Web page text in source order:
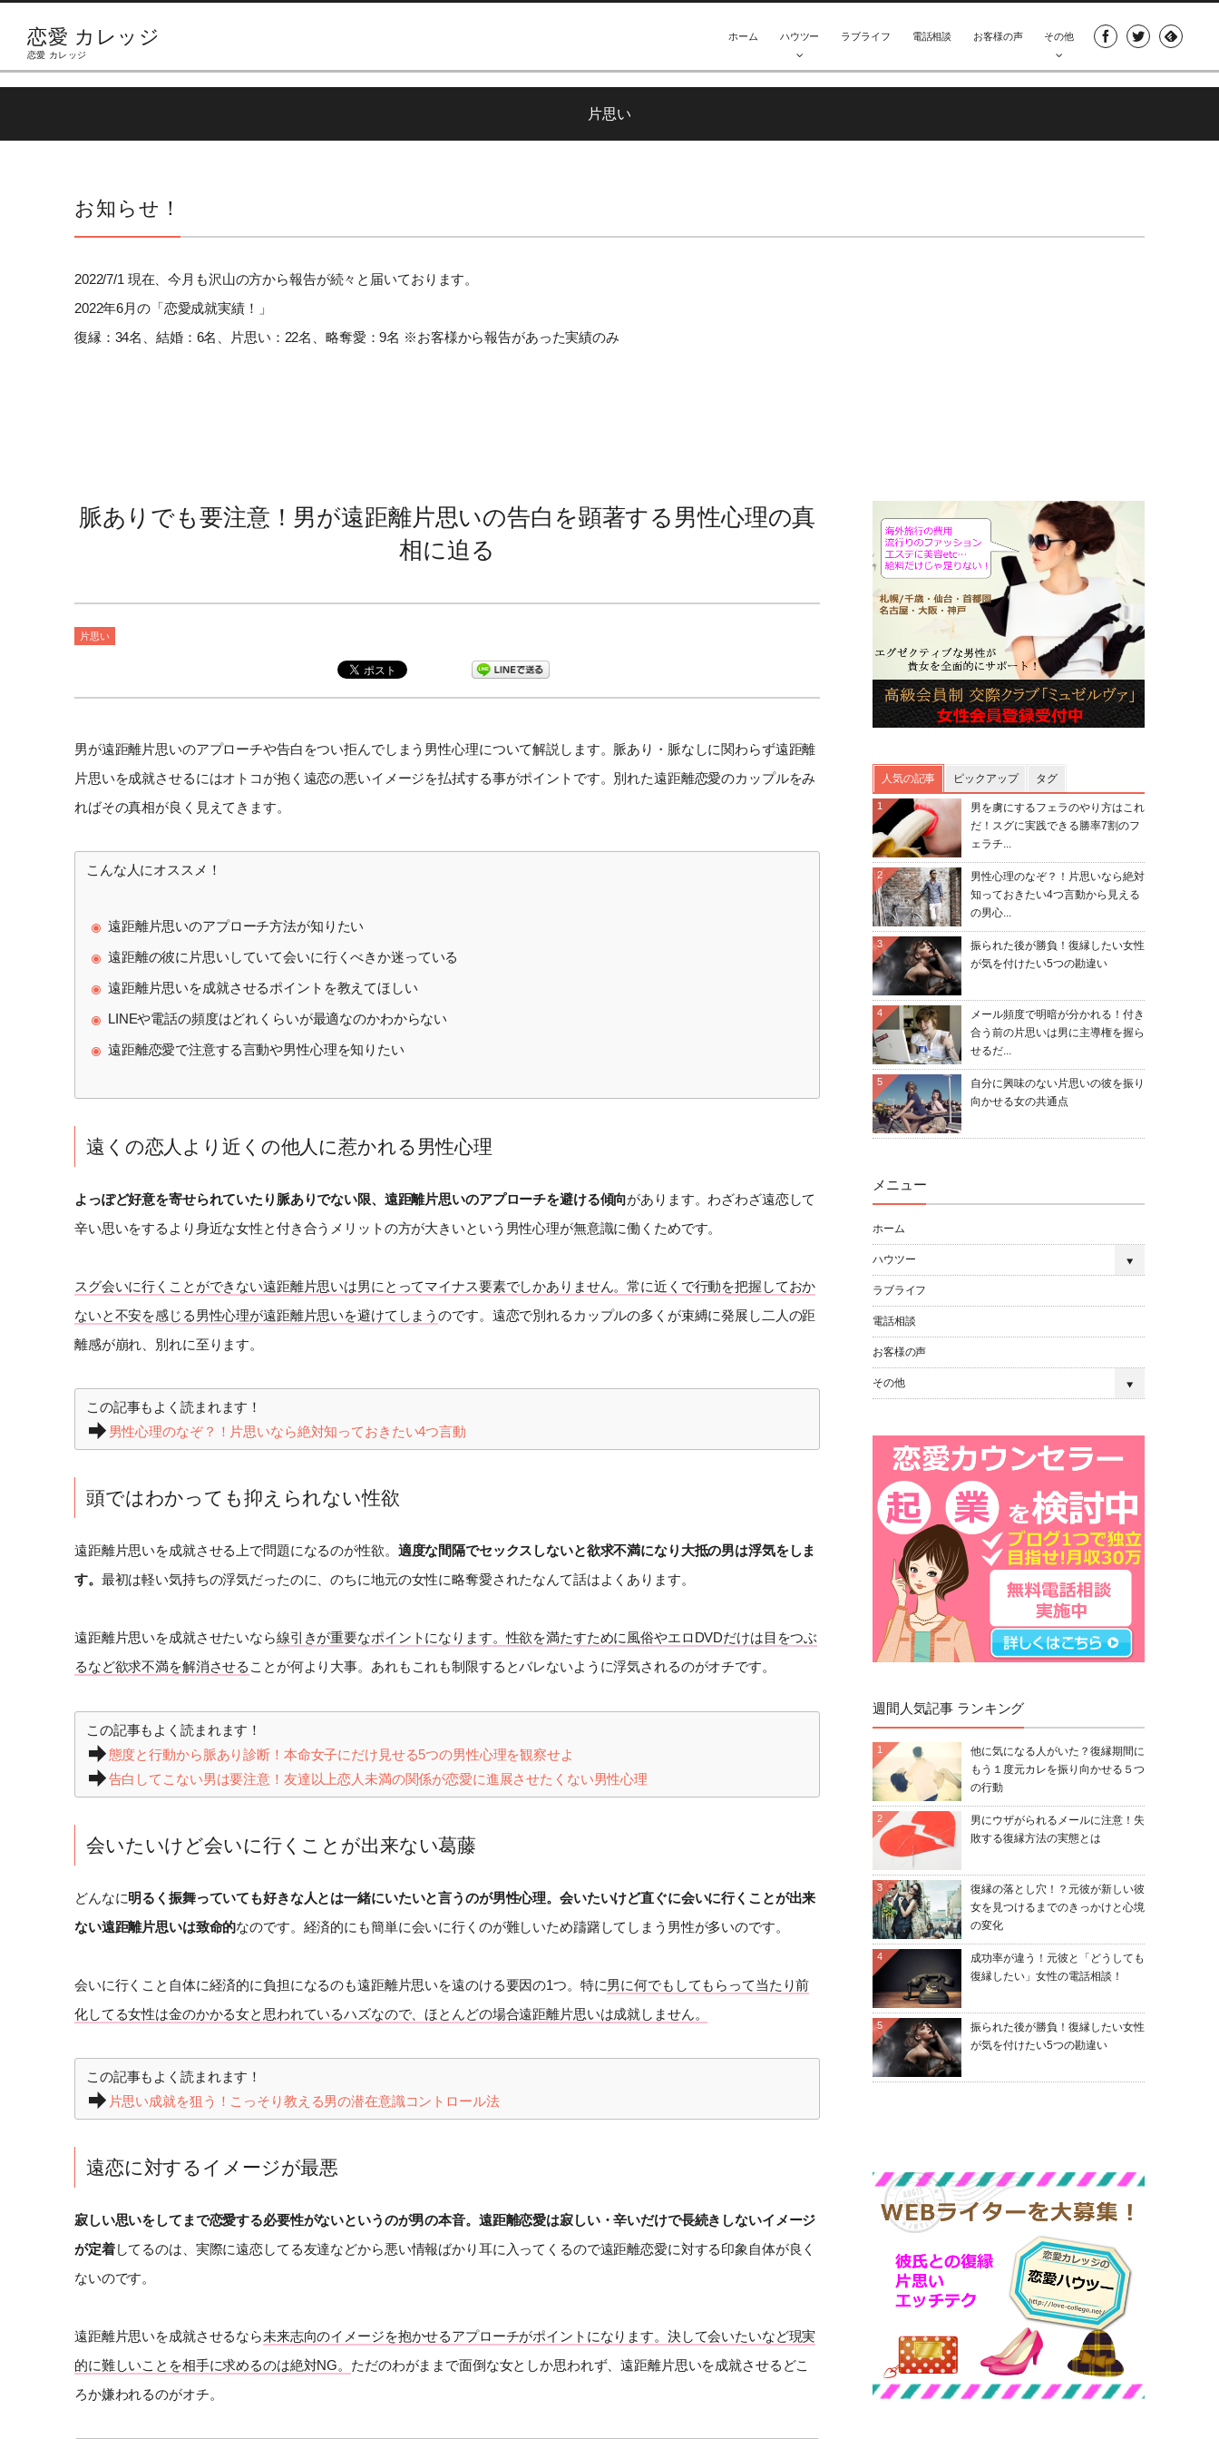
恋愛 カレッジ
恋愛 カレッジ
ホーム ハウツー ラブライフ 電話相談 お客様の声 その他
片思い
お知らせ！
2022/7/1 現在、今月も沢山の方から報告が続々と届いております。
2022年6月の「恋愛成就実績！」
復縁：34名、結婚：6名、片思い：22名、略奪愛：9名 ※お客様から報告があった実績のみ
脈ありでも要注意！男が遠距離片思いの告白を顕著する男性心理の真
相に迫る
片思い
男が遠距離片思いのアプローチや告白をつい拒んでしまう男性心理について解説します。脈あり・脈なしに関わらず遠距離
片思いを成就させるにはオトコが抱く遠恋の悪いイメージを払拭する事がポイントです。別れた遠距離恋愛のカップルをみ
ればその真相が良く見えてきます。
こんな人にオススメ！
遠距離片思いのアプローチ方法が知りたい
遠距離の彼に片思いしていて会いに行くべきか迷っている
遠距離片思いを成就させるポイントを教えてほしい
LINEや電話の頻度はどれくらいが最適なのかわからない
遠距離恋愛で注意する言動や男性心理を知りたい
遠くの恋人より近くの他人に惹かれる男性心理
よっぽど好意を寄せられていたり脈ありでない限、遠距離片思いのアプローチを避ける傾向があります。わざわざ遠恋して
辛い思いをするより身近な女性と付き合うメリットの方が大きいという男性心理が無意識に働くためです。
スグ会いに行くことができない遠距離片思いは男にとってマイナス要素でしかありません。常に近くで行動を把握しておか
ないと不安を感じる男性心理が遠距離片思いを避けてしまうのです。遠恋で別れるカップルの多くが束縛に発展し二人の距
離感が崩れ、別れに至ります。
この記事もよく読まれます！
男性心理のなぞ？！片思いなら絶対知っておきたい4つ言動
頭ではわかっても抑えられない性欲
遠距離片思いを成就させる上で問題になるのが性欲。 適度な間隔でセックスしないと欲求不満になり大抵の男は浮気をしま
す。 最初は軽い気持ちの浮気だったのに、のちに地元の女性に略奪愛されたなんて話はよくあります。
遠距離片思いを成就させたいなら線引きが重要なポイントになります。性欲を満たすために風俗やエロDVDだけは目をつぶ
るなど欲求不満を解消させる ことが何より大事。あれもこれも制限するとバレないように浮気されるのがオチです。
この記事もよく読まれます！
態度と行動から脈あり診断！本命女子にだけ見せる5つの男性心理を観察せよ
告白してこない男は要注意！友達以上恋人未満の関係が恋愛に進展させたくない男性心理
会いたいけど会いに行くことが出来ない葛藤
どんなに明るく振舞っていても好きな人とは一緒にいたいと言うのが男性心理。会いたいけど直ぐに会いに行くことが出来
ない遠距離片思いは致命的なのです。経済的にも簡単に会いに行くのが難しいため躊躇してしまう男性が多いのです。
会いに行くこと自体に経済的に負担になるのも遠距離片思いを遠のける要因の1つ。特に男に何でもしてもらって当たり前
化してる女性は金のかかる女と思われているハズなので、ほとんどの場合遠距離片思いは成就しません。
この記事もよく読まれます！
片思い成就を狙う！こっそり教える男の潜在意識コントロール法
遠恋に対するイメージが最悪
寂しい思いをしてまで恋愛する必要性がないというのが男の本音。遠距離恋愛は寂しい・辛いだけで長続きしないイメージ
が定着してるのは、実際に遠恋してる友達などから悪い情報ばかり耳に入ってくるので遠距離恋愛に対する印象自体が良く
ないのです。
遠距離片思いを成就させるなら未来志向のイメージを抱かせるアプローチがポイントになります。決して会いたいなど現実
的に難しいことを相手に求めるのは絶対NG。 ただのわがままで面倒な女としか思われず、遠距離片思いを成就させるどこ
ろか嫌われるのがオチ。
人気の記事 ピックアップ タグ
男を虜にするフェラのやり方はこれ
だ！スグに実践できる勝率7割のフ
ェラチ...
1
男性心理のなぞ？！片思いなら絶対
知っておきたい4つ言動から見える
の男心...
2
振られた後が勝負！復縁したい女性
が気を付けたい5つの勘違い
3
メール頻度で明暗が分かれる！付き
合う前の片思いは男に主導権を握ら
せるだ...
4
自分に興味のない片思いの彼を振り
向かせる女の共通点
5
メニュー
ホーム
ハウツー
ラブライフ
電話相談
お客様の声
その他
週間人気記事 ランキング
他に気になる人がいた？復縁期間に
もう１度元カレを振り向かせる５つ
の行動
1
男にウザがられるメールに注意！失
敗する復縁方法の実態とは
2
復縁の落とし穴！？元彼が新しい彼
女を見つけるまでのきっかけと心境
の変化
3
成功率が違う！元彼と「どうしても
復縁したい」女性の電話相談！
4
振られた後が勝負！復縁したい女性
が気を付けたい5つの勘違い
5